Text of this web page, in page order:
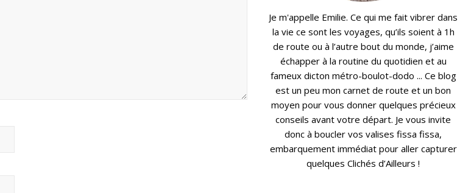
Je m'appelle Emilie. Ce qui me fait vibrer dans
la vie ce sont les voyages, qu’ils soient à 1h
de route ou à l’autre bout du monde, j’aime
échapper à la routine du quotidien et au
fameux dicton métro-boulot-dodo ... Ce blog
est un peu mon carnet de route et un bon
moyen pour vous donner quelques précieux
conseils avant votre départ. Je vous invite
donc à boucler vos valises fissa fissa,
embarquement immédiat pour aller capturer
quelques Clichés d’Ailleurs !